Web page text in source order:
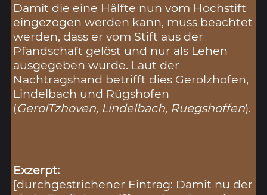
Damit die eine Hälfte nun vom Hochstift
eingezogen werden kann, muss beachtet
werden, dass er vom Stift aus der
Pfandschaft gelöst und nur als Lehen
ausgegeben wurde. Laut der
Nachtragshand betrifft dies Gerolzhofen,
Lindelbach und Rügshofen
(GerolTzhoven, Lindelbach, Ruegshoffen).
Exzerpt:
[durchgestrichener Eintrag: Damit nu der